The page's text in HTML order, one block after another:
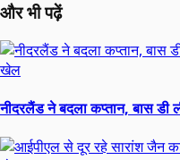
और भी पढ़ें
खेल
नीदरलैंड ने बदला कप्तान, बास